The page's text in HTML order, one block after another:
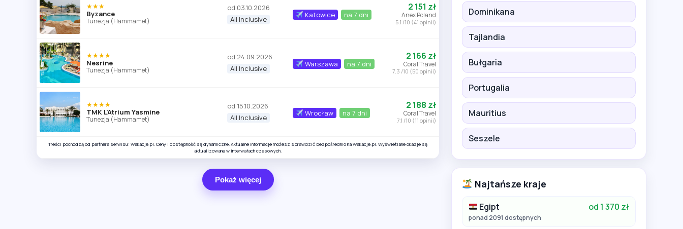
★★★
Byzance
Tunezja (Hammamet)
od 03.10.2026
All Inclusive
Katowice na 7 dni
2 151 zł
Anex Poland
5.1 /10 (41 opinii)
★★★★
Nesrine
Tunezja (Hammamet)
od 24.09.2026
All Inclusive
Warszawa na 7 dni
2 166 zł
Coral Travel
7.3 /10 (50 opinii)
★★★★
TMK L'Atrium Yasmine
Tunezja (Hammamet)
od 15.10.2026
All Inclusive
Wrocław na 7 dni
2 188 zł
Coral Travel
7.1 /10 (11 opinii)
Treści pochodzą od partnera serwisu: Wakacje.pl. Ceny i dostępność są dynamiczne. Aktualne informacje możesz sprawdzić bezpośrednio na Wakacje.pl. Wyświetlane okazje są
aktualizowane w interwałach czasowych.
Pokaż więcej
Dominikana
Tajlandia
Bułgaria
Portugalia
Mauritius
Seszele
Najtańsze kraje
Egipt od 1 370 zł
ponad 2091 dostępnych